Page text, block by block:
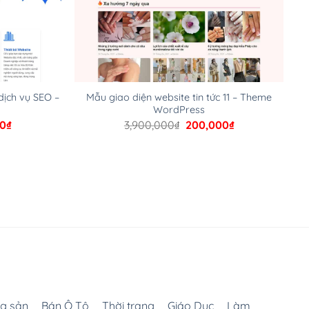
vụ SEO –
₫Giá
Mẫu giao diện website tin tức 11 – Theme
WordPress
3,900,000₫ Giá
200,000₫Giá
sản Bán Ô Tô Thời trang Giáo Dục Làm